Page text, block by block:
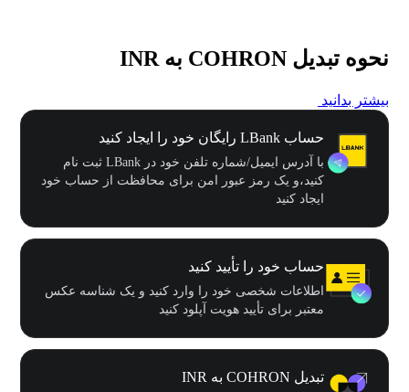
نحوه تبدیل COHRON به INR
بیشتر بدانید
حساب LBank رایگان خود را ایجاد کنید
با آدرس ایمیل/شماره تلفن خود در LBank ثبت نام
کنید،و یک رمز عبور امن برای محافظت از حساب خود
ایجاد کنید
حساب خود را تأیید کنید
اطلاعات شخصی خود را وارد کنید و یک شناسه عکس
معتبر برای تأیید هویت آپلود کنید
تبدیل COHRON به INR